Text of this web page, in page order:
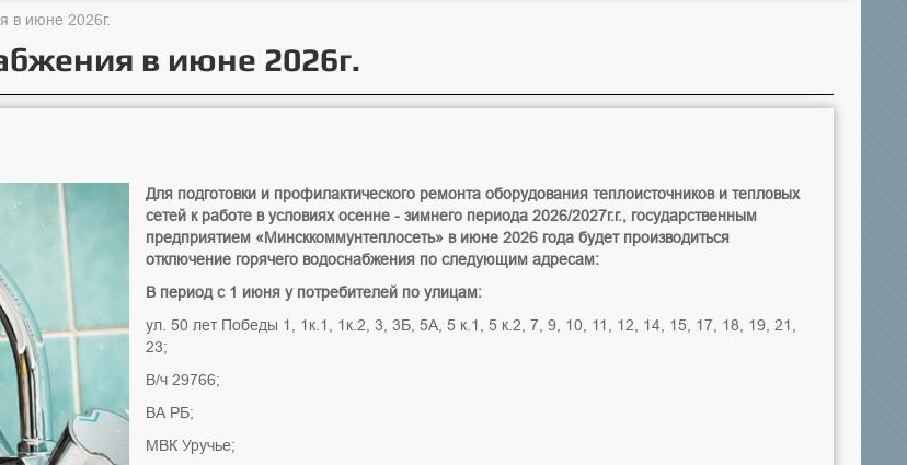
в июне 2026г.
в июне 2026г.
Для подготовки и профилактического ремонта оборудования теплоисточников и тепловых
сетей к работе в условиях осенне - зимнего периода 2026/2027г.г., государственным
предприятием «Минсккоммунтеплосеть» в июне 2026 года будет производиться
отключение горячего водоснабжения по следующим адресам:
В период с 1 июня у потребителей по улицам:
ул. 50 лет Победы 1, 1к.1, 1к.2, 3, 3Б, 5А, 5 к.1, 5 к.2, 7, 9, 10, 11, 12, 14, 15, 17, 18, 19, 21,
23;
В/ч 29766;
ВА РБ;
МВК Уручье;